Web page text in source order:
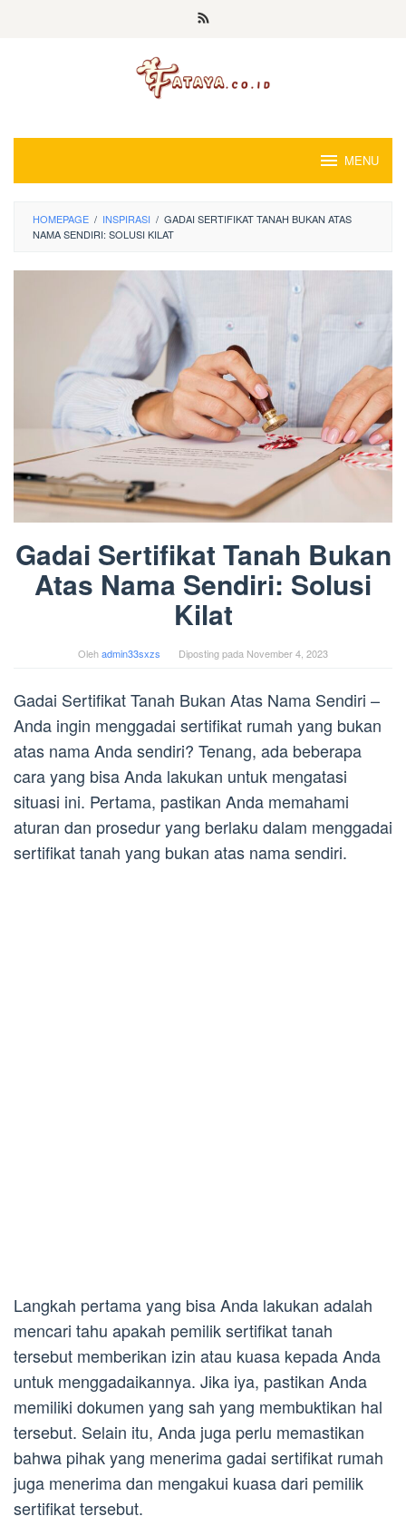
MENU
HOMEPAGE / INSPIRASI / GADAI SERTIFIKAT TANAH BUKAN ATAS
NAMA SENDIRI: SOLUSI KILAT
Gadai Sertifikat Tanah Bukan
Atas Nama Sendiri: Solusi
Kilat
Olehadmin33sxzs Diposting pada November 4, 2023
Gadai Sertifikat Tanah Bukan Atas Nama Sendiri –
Anda ingin menggadai sertifikat rumah yang bukan
atas nama Anda sendiri? Tenang, ada beberapa
cara yang bisa Anda lakukan untuk mengatasi
situasi ini. Pertama, pastikan Anda memahami
aturan dan prosedur yang berlaku dalam menggadai
sertifikat tanah yang bukan atas nama sendiri.
Langkah pertama yang bisa Anda lakukan adalah
mencari tahu apakah pemilik sertifikat tanah
tersebut memberikan izin atau kuasa kepada Anda
untuk menggadaikannya. Jika iya, pastikan Anda
memiliki dokumen yang sah yang membuktikan hal
tersebut. Selain itu, Anda juga perlu memastikan
bahwa pihak yang menerima gadai sertifikat rumah
juga menerima dan mengakui kuasa dari pemilik
sertifikat tersebut.